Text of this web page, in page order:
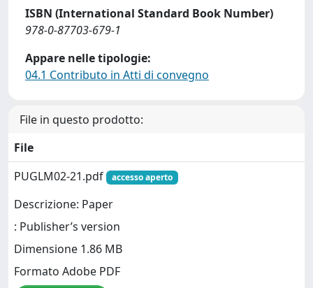
ISBN (International Standard Book Number)
978-0-87703-679-1
Appare nelle tipologie:
04.1 Contributo in Atti di convegno
File in questo prodotto:
File
PUGLM02-21.pdf
accesso aperto
Descrizione: Paper
: Publisher’s version
Dimensione 1.86 MB
Formato Adobe PDF